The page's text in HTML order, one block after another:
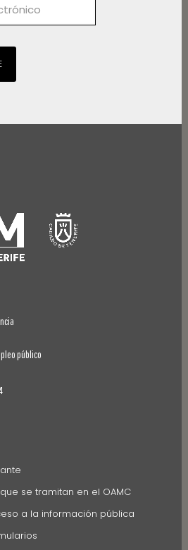
público
se tramitan en el OAMC
a la información pública